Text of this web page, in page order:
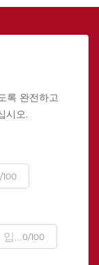
록 완전하고
시오.
100
0/100